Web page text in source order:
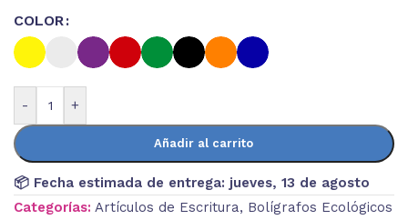
COLOR
- +
Añadir al carrito
📦 Fecha estimada de entrega: jueves, 13 de agosto
Categorías: Artículos de Escritura, Bolígrafos Ecológicos